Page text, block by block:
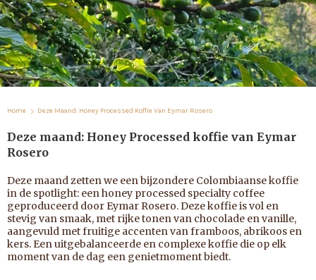
Home Deze Maand: Honey Processed Koffie Van Eymar Rosero
Deze maand: Honey Processed koffie van Eymar
Rosero
Deze maand zetten we een bijzondere Colombiaanse koffie
in de spotlight: een honey processed specialty coffee
geproduceerd door Eymar Rosero. Deze koffie is vol en
stevig van smaak, met rijke tonen van chocolade en vanille,
aangevuld met fruitige accenten van framboos, abrikoos en
kers. Een uitgebalanceerde en complexe koffie die op elk
moment van de dag een genietmoment biedt.